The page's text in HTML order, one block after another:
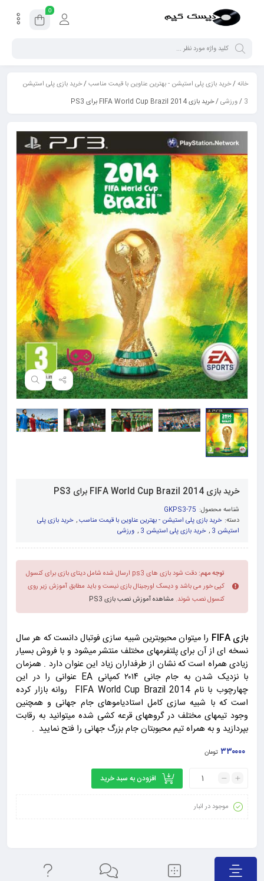
0
خانه/خرید بازی پلی استیشن - بهترین عناوین با قیمت مناسب/خرید بازی پلی استیشن
3
/ورزشی/ خرید بازی FIFA World Cup Brazil 2014 برای PS3
خرید بازی FIFA World Cup Brazil 2014 برای PS3
شناسه محصول: GKPS3-75
دسته: خرید بازی پلی استیشن - بهترین عناوین با قیمت مناسب, خرید بازی پلی
استیشن 3
, خرید بازی پلی استیشن 3 , ورزشی
توجه مهم:
دقت شود بازی های ps3 ارسال شده شامل دیتای بازی برای کنسول
کپی خور می باشد و دیسک اورجینال بازی نیست و باید مطابق آموزش زیر روی
کنسول نصب شوند. مشاهده آموزش نصب بازی PS3
بازی FIFA
را میتوان محبوبترین شبیه سازی فوتبال دانست که هر سال
نسخه ای از آن برای پلتفرمهای مختلف منتشر میشود و با فروش بسیار
زیادی همراه است که نشان از طرفداران زیاد این عنوان دارد . همزمان
با نزدیک شدن به جام جانی ۲۰۱۴ کمپانی EA عنوانی را در این
چهارچوب با نام FIFA World Cup Brazil 2014 روانه بازار کرده
است که با شبیه سازی کامل استادیاموهای جام جهانی و همچنین
وجود تیمهای مختلف در گروههای قرعه کشی شده میتوانید به رقابت
بپردازید و به همراه تیم محبوبتان جام بزرگ جهانی را فتح نمایید .
۳۳۰۰۰۰ تومان
افزودن به سبد خرید
موجود در انبار